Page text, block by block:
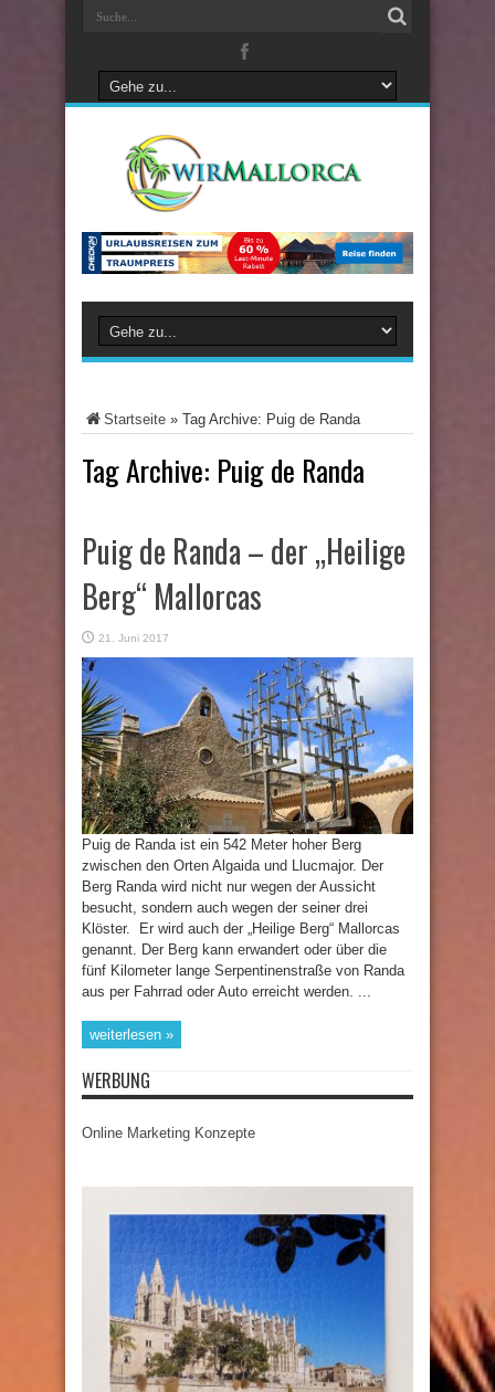
Startseite » Tag Archive: Puig de Randa
Tag Archive: Puig de Randa
Puig de Randa – der „Heilige
Berg“ Mallorcas
21. Juni 2017
Puig de Randa ist ein 542 Meter hoher Berg
zwischen den Orten Algaida und Llucmajor. Der
Berg Randa wird nicht nur wegen der Aussicht
besucht, sondern auch wegen der seiner drei
Klöster. Er wird auch der „Heilige Berg“ Mallorcas
genannt. Der Berg kann erwandert oder über die
fünf Kilometer lange Serpentinenstraße von Randa
aus per Fahrrad oder Auto erreicht werden. ...
weiterlesen »
WERBUNG
Online Marketing Konzepte